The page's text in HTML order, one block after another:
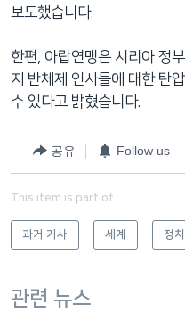
보도했습니다.
한편, 아랍연맹은 시리아 정
지 반체제 인사들에 대한 탄
수 있다고 밝혔습니다.
공유 Follow us
This item is part of
과거 기사 세계 정
관련 뉴스